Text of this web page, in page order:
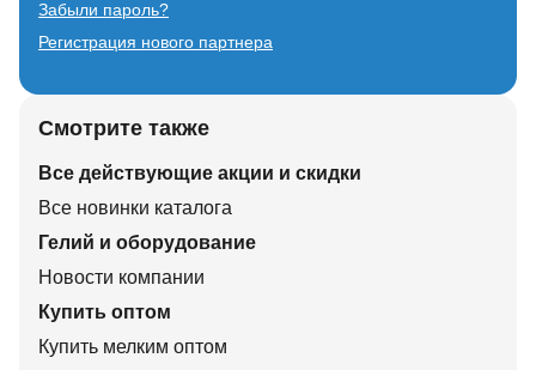
Забыли пароль?
Регистрация нового партнера
Смотрите также
Все действующие акции и скидки
Все новинки каталога
Гелий и оборудование
Новости компании
Купить оптом
Купить мелким оптом